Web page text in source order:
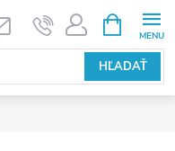
HĽADAŤ
KOŠÍK